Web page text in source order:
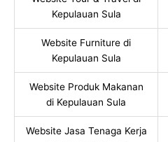
Kepulauan Sula
Website Furniture di
Kepulauan Sula
Website Produk Makanan
di Kepulauan Sula
Website Jasa Tenaga Kerja